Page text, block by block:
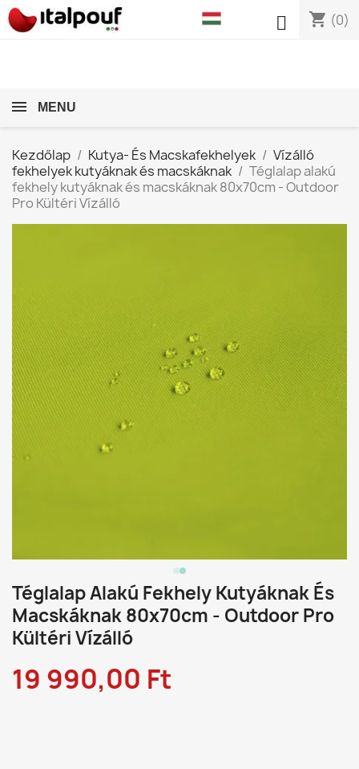
shopping_cart (0)

MENU
Kezdőlap Kutya- És Macskafekhelyek
Vízálló
fekhelyek kutyáknak és macskáknak
Téglalap alakú
fekhely kutyáknak és macskáknak 80x70cm - Outdoor
Pro Kültéri Vízálló
Téglalap Alakú Fekhely Kutyáknak És
Macskáknak 80x70cm - Outdoor Pro
Kültéri Vízálló
19 990,00 Ft